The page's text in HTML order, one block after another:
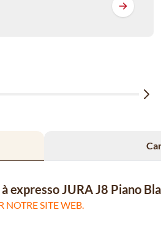
expresso JURA J8 Piano
NOTRE SITE WEB.